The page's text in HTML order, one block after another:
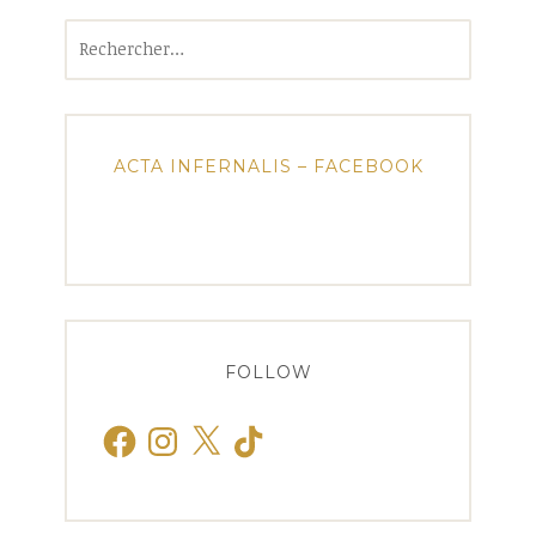
ACTA INFERNALIS – FACEBOOK
FOLLOW
FacebookInstagram
X TikTok